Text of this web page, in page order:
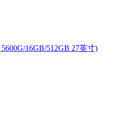
16GB/512GB 27英寸)